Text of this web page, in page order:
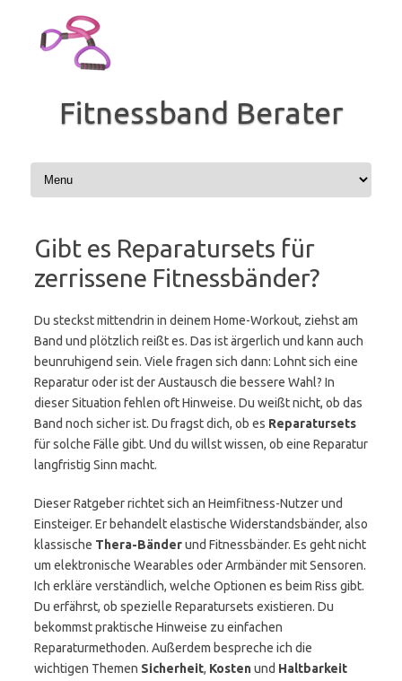
springen
Fitnessband Berater
Gibt es Reparatursets für
zerrissene Fitnessbänder?
Du steckst mittendrin in deinem Home-Workout, ziehst am
Band und plötzlich reißt es. Das ist ärgerlich und kann auch
beunruhigend sein. Viele fragen sich dann: Lohnt sich eine
Reparatur oder ist der Austausch die bessere Wahl? In
dieser Situation fehlen oft Hinweise. Du weißt nicht, ob das
Band noch sicher ist. Du fragst dich, ob es Reparatursets
für solche Fälle gibt. Und du willst wissen, ob eine Reparatur
langfristig Sinn macht.
Dieser Ratgeber richtet sich an Heimfitness-Nutzer und
Einsteiger. Er behandelt elastische Widerstandsbänder, also
klassische Thera-Bänderund Fitnessbänder. Es geht nicht
um elektronische Wearables oder Armbänder mit Sensoren.
Ich erkläre verständlich, welche Optionen es beim Riss gibt.
Du erfährst, ob spezielle Reparatursets existieren. Du
bekommst praktische Hinweise zu einfachen
Reparaturmethoden. Außerdem bespreche ich die
wichtigen Themen Sicherheit, Kostenund Haltbarkeit